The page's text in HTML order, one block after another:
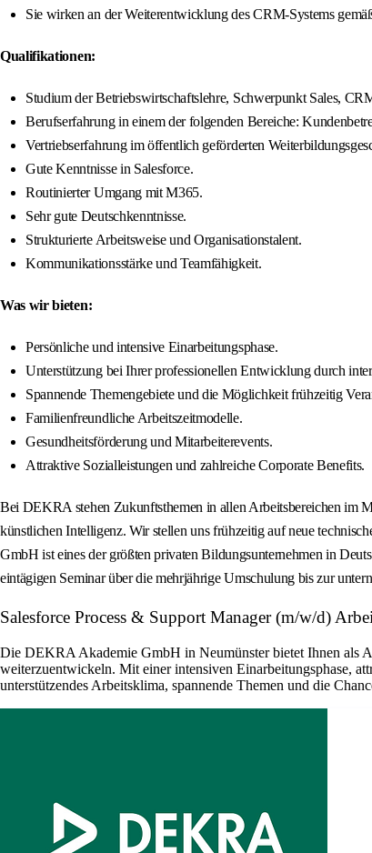
Sie wirken an der Weiterentwicklung des CRM-Systems
Qualifikationen:
Studium der Betriebswirtschaftslehre, Schwerpunkt Sales,
Berufserfahrung in einem der folgenden Bereiche:
Vertriebserfahrung im öffentlich geförderten
Gute Kenntnisse in Salesforce.
Routinierter Umgang mit M365.
Sehr gute Deutschkenntnisse.
Strukturierte Arbeitsweise und Organisationstalent.
Kommunikationsstärke und Teamfähigkeit.
Was wir bieten:
Persönliche und intensive Einarbeitungsphase.
Unterstützung bei Ihrer professionellen Entwicklung durch
Spannende Themengebiete und die Möglichkeit frühzeitig
Familienfreundliche Arbeitszeitmodelle.
Gesundheitsförderung und Mitarbeiterevents.
Attraktive Sozialleistungen und zahlreiche Corporate Benefits.
Bei DEKRA stehen Zukunftsthemen in allen Arbeitsbereichen im
künstlichen Intelligenz. Wir stellen uns frühzeitig auf neue
GmbH ist eines der größten privaten Bildungsunternehmen in
eintägigen Seminar über die mehrjährige Umschulung bis zur
Salesforce Process & Support Manager (m/w/d)
Die DEKRA Akademie GmbH in Neumünster bietet Ihnen als
weiterzuentwickeln. Mit einer intensiven Einarbeitungsphase,
unterstützendes Arbeitsklima, spannende Themen und die